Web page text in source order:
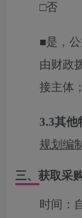
□否
■是，
由财政
接主体；
3.3其他
规划编
三、获取采
时间：